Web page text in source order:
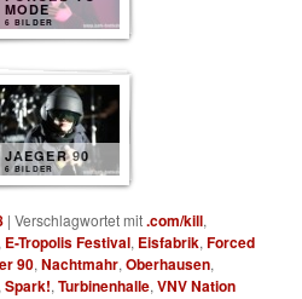
MODE
6 BILDER
JAEGER 90
6 BILDER
|Verschlagwortet mit.com/kill,
, E-Tropolis Festival, Eisfabrik,Forced
90,Nachtmahr,Oberhausen,
,Spark!,Turbinenhalle,VNV Nation